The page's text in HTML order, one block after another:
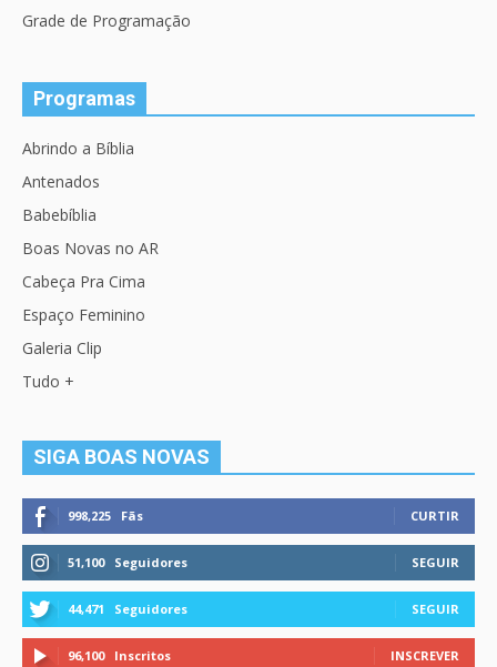
Grade de Programação
Programas
Abrindo a Bíblia
Antenados
Babebíblia
Boas Novas no AR
Cabeça Pra Cima
Espaço Feminino
Galeria Clip
Tudo +
SIGA BOAS NOVAS
998,225 Fãs CURTIR
51,100 Seguidores SEGUIR
44,471 Seguidores SEGUIR
96,100 Inscritos INSCREVER